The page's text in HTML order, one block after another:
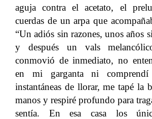
aguja contra el acetato, el
cuerdas de un arpa que
“Un adiós sin razones, unos años
y después un vals
conmovió de inmediato, no
en mi garganta ni comprendí
instantáneas de llorar, me tapé la
manos y respiré profundo para
sentía. En esa casa los